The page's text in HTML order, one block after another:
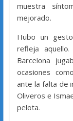
muestra
mejorado.
Hubo un
refleja
Barcelona
ocasiones
ante la falta de
Oliveros e
pelota.